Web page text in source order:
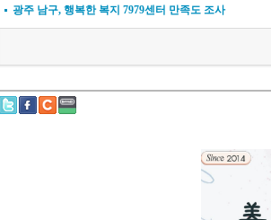
광주 남구, 행복한 복지 7979센터 만족도 조사